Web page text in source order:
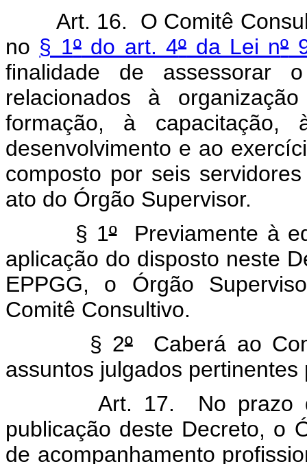
Art. 16. O Comitê
no § 1ºdo art. 4ºda Lei nº
finalidade de assessorar
relacionados à
formação, à capacitação,
desenvolvimento e ao
composto por seis
ato do Órgão Supervisor.
§ 1ºPreviamente à
aplicação do disposto neste
EPPGG, o Órgão
Comitê Consultivo.
§ 2ºCaberá ao
assuntos julgados
Art. 17. No prazo de
publicação deste Decreto, o
de acompanhamento